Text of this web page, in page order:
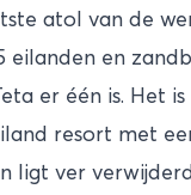
atol van de
eilanden en
er één is. Het
resort met
ligt ver